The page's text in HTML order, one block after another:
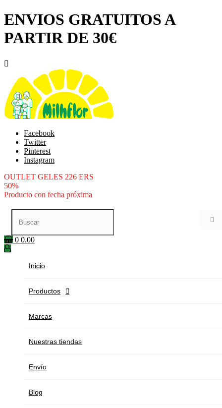
ENVIOS GRATUITOS A
PARTIR DE 30€

Facebook
Twitter
Pinterest
Instagram
OUTLET GELES 226 ERS
50%
Producto con fecha próxima

0 0.00
Inicio
Productos 
Marcas
Nuestras tiendas
Envío
Blog